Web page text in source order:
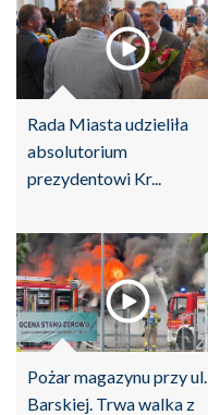
Rada Miasta udzieliła
absolutorium
prezydentowi Kr...
Pożar magazynu przy ul.
Barskiej. Trwa walka z